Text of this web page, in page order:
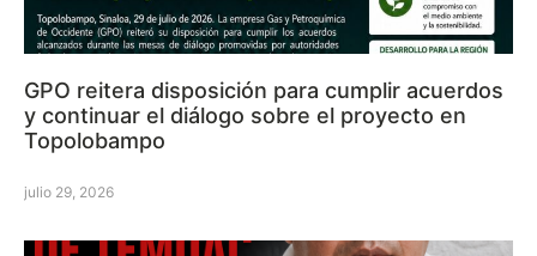
GPO reitera disposición para cumplir acuerdos
y continuar el diálogo sobre el proyecto en
Topolobampo
julio 29, 2026